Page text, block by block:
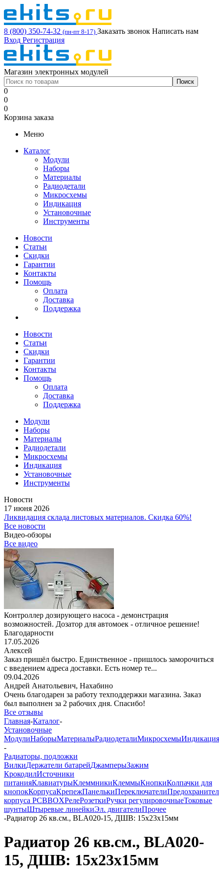
8 (800) 350-74-32 (пн-пт 8-17) Заказать звонок Написать нам
Вход Регистрация
Магазин электронных модулей
0
0
0
Корзина заказа
Меню
Каталог
Модули
Наборы
Материалы
Радиодетали
Микросхемы
Индикация
Установочные
Инструменты
Новости
Статьи
Скидки
Гарантии
Контакты
Помощь
Оплата
Доставка
Поддержка
Новости
Статьи
Скидки
Гарантии
Контакты
Помощь
Оплата
Доставка
Поддержка
Модули
Наборы
Материалы
Радиодетали
Микросхемы
Индикация
Установочные
Инструменты
Новости
17 июня 2026
Ликвидация склада листовых материалов. Скидка 60%!
Все новости
Видео-обзоры
Все видео
Контроллер дозирующего насоса - демонстрация
возможностей. Дозатор для автомоек - отличное решение!
Благодарности
17.05.2026
Алексей
Заказ пришёл быстро. Единственное - пришлось заморочиться
с введением адреса доставки. Есть номер те...
09.04.2026
Андрей Анатольевич, Нахабино
Очень благодарен за работу техподдержки магазина. Заказ
был выполнен за 2 рабочих дня. Спасибо!
Все отзывы
Главная-Каталог-
Установочные
МодулиНаборыМатериалыРадиодеталиМикросхемыИндикация
-
Радиаторы, подложки
ВилкиДержатели батарейДжамперыЗажим
КрокодилИсточники
питанияКлавиатурыКлеммникиКлеммыКнопкиКолпачки для
кнопокКорпусаКрепежПанелькиПереключатели
корпуса PCBBOXРелеРозеткиРучки регулировочныеТоковые
шунтыШтыревые линейкиЭл. двигателиПрочее
-Радиатор 26 кв.см., BLA020-15, ДШВ: 15x23x15мм
Радиатор 26 кв.см., BLA020-
15, ДШВ: 15x23x15мм